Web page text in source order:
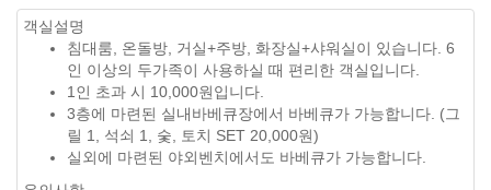
객실설명
침대룸, 온돌방, 거실+주방, 화장실+샤워실이 있습니다. 6
인 이상의 두가족이 사용하실 때 편리한 객실입니다.
1인 초과 시 10,000원입니다.
3층에 마련된 실내바베큐장에서 바베큐가 가능합니다. (그
릴 1, 석쇠 1, 숯, 토치 SET 20,000원)
실외에 마련된 야외벤치에서도 바베큐가 가능합니다.